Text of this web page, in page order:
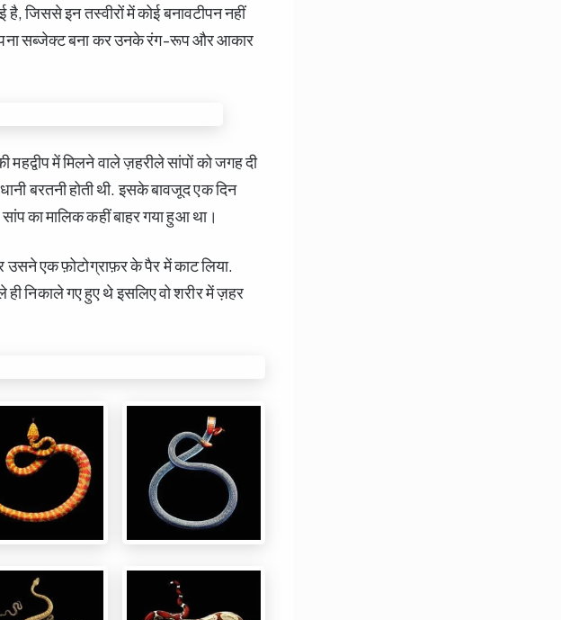
जिससे इन तस्वीरों में कोई बनावटीपन नहीं
अपना सब्जेक्ट बना कर उनके रंग-रूप और आकार
में मिलने वाले ज़हरीले सांपों को जगह दी
बरतनी होती थी. इसके बावजूद एक दिन
का मालिक कहीं बाहर गया हुआ था।
एक फ़ोटोग्राफ़र के पैर में काट लिया.
निकाले गए हुए थे इसलिए वो शरीर में ज़हर